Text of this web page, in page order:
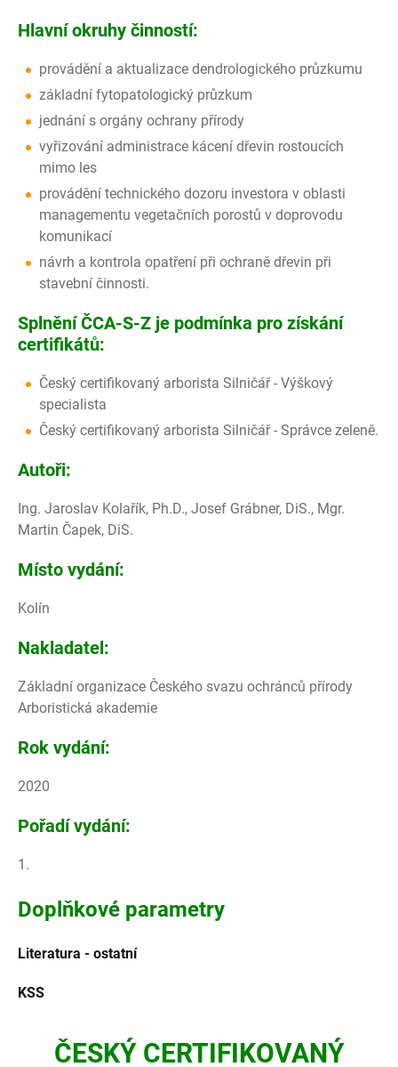
ČESKÝ CERTIFIKOVANÝ
Hlavní okruhy činností:
provádění a aktualizace dendrologického průzkumu
základní fytopatologický průzkum
jednání s orgány ochrany přírody
vyřizování administrace kácení dřevin rostoucích
mimo les
provádění technického dozoru investora v oblasti
managementu vegetačních porostů v doprovodu
komunikací
návrh a kontrola opatření při ochraně dřevin při
stavební činnosti.
Splnění ČCA-S-Z je podmínka pro získání
certifikátů:
Český certifikovaný arborista Silničář - Výškový
specialista
Český certifikovaný arborista Silničář - Správce zeleně.
Autoři:
Ing. Jaroslav Kolařík, Ph.D., Josef Grábner, DiS., Mgr.
Martin Čapek, DiS.
Místo vydání:
Kolín
Nakladatel:
Základní organizace Českého svazu ochránců přírody
Arboristická akademie
Rok vydání:
2020
Pořadí vydání:
1.
Doplňkové parametry
Literatura - ostatní
KSS